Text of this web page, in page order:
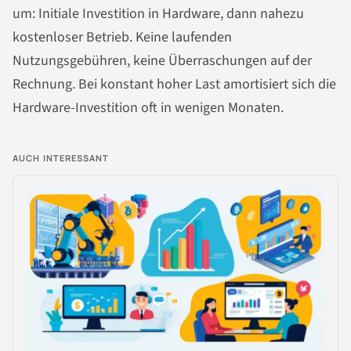
um: Initiale Investition in Hardware, dann nahezu
kostenloser Betrieb. Keine laufenden
Nutzungsgebühren, keine Überraschungen auf der
Rechnung. Bei konstant hoher Last amortisiert sich die
Hardware-Investition oft in wenigen Monaten.
AUCH INTERESSANT